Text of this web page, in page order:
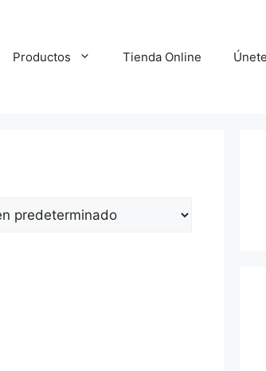
Productos Tienda Online